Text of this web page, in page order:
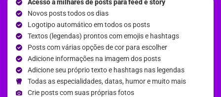
Acesso à milhares de posts para feed e story
Novos posts todos os dias
Logotipo automático em todos os posts
Textos (legendas) prontos com emojis e hashtags
Posts com várias opções de cor para escolher
Adicione informações na imagem dos posts
Adicione seu próprio texto e hashtags nas legendas
Todas as especialidades, datas, humor e muito mais
Crie posts com suas próprias fotos